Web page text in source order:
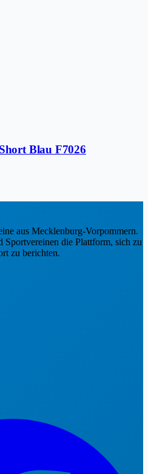
Blau F7026
aus Mecklenburg-Vorpommern.
die Plattform, sich zu
zu berichten.